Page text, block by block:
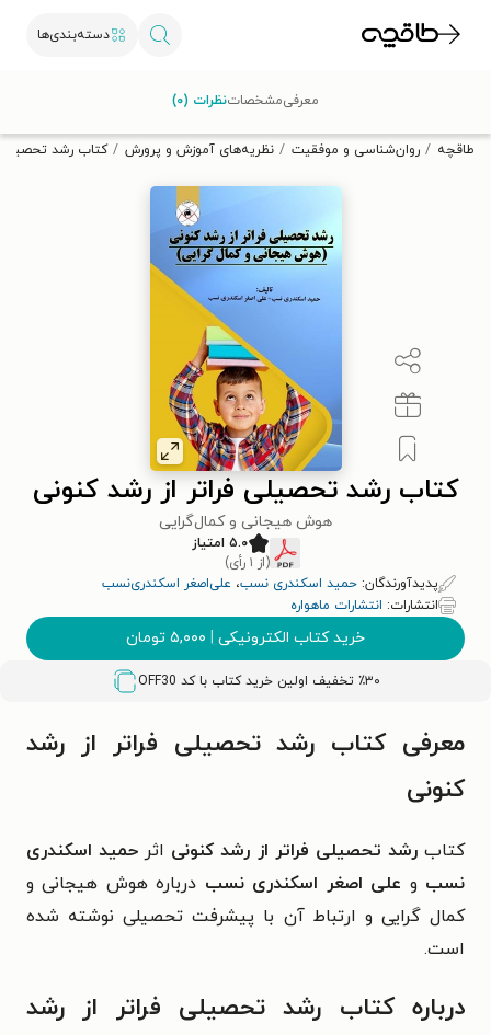
دسته‌بندی‌ها
تخفیف از طاقچه دریافت کن.
طاقچه روان‌شناسی و موفقیت نظریه‌های آموزش و پرورش کتاب رشد تحصیلی
کتاب رشد تحصیلی فراتر از رشد کنونی
هوش هیجانی و کمال‌گرایی
۵.۰ امتیاز
(از ۱ رأی)
پدیدآورندگان: حمید اسکندری نسب، علی‌اصغر اسکندری‌نسب
انتشارات: انتشارات ماهواره
خرید کتاب الکترونیکی | ۵,۰۰۰ تومان
٪۳۰ تخفیف اولین خرید کتاب با کد OFF30
معرفیمشخصاتنظرات (۰)
معرفی کتاب رشد تحصیلی فراتر از رشد
کنونی
کتابرشد تحصیلی فراتر از رشد کنونی اثر حمید اسکندری
نسب و علی اصغر اسکندری نسب درباره هوش هیجانی و
کمال گرایی و ارتباط آن با پیشرفت تحصیلی نوشته شده
است.
درباره کتاب رشد تحصیلی فراتر از رشد